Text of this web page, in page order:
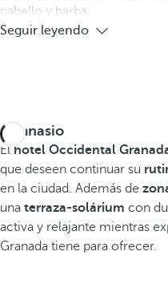
cabello y barba.
Seguir leyendo
Gimnasio
El hotel Occidental
que deseen continuar su
en la ciudad. Además de
una terraza-solárium con
activa y relajante mientras
Granada tiene para ofrecer.